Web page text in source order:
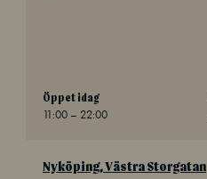
Öppet idag
11:00 – 22:00
Nyköping, Västra Storgatan